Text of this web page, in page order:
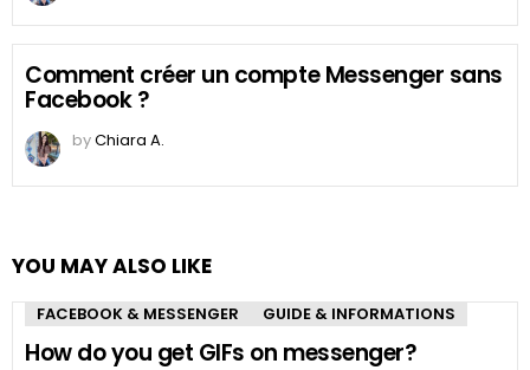
Comment créer un compte Messenger sans
Facebook ?
byChiara A.
YOU MAY ALSO LIKE
FACEBOOK & MESSENGER GUIDE & INFORMATIONS
How do you get GIFs on messenger?